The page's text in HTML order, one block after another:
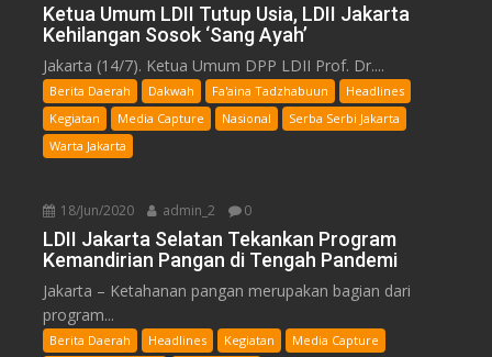
Ketua Umum LDII Tutup Usia, LDII Jakarta
Kehilangan Sosok ‘Sang Ayah’
Jakarta (14/7). Ketua Umum DPP LDII Prof. Dr....
Berita Daerah Dakwah Fa'aina Tadzhabuun
Headlines
Kegiatan
Media Capture Nasional
Serba Serbi Jakarta
Warta Jakarta
18/Jun/2020 admin_2 0
LDII Jakarta Selatan Tekankan Program
Kemandirian Pangan di Tengah Pandemi
Jakarta – Ketahanan pangan merupakan bagian dari
program...
Berita Daerah Headlines Kegiatan
Media Capture